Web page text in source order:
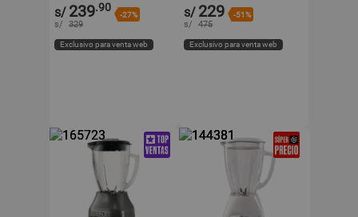
s/ 239.90
-27%
s/ 329
Exclusivo para venta web
s/ 229 -51%
s/ 475
Exclusivo para venta web